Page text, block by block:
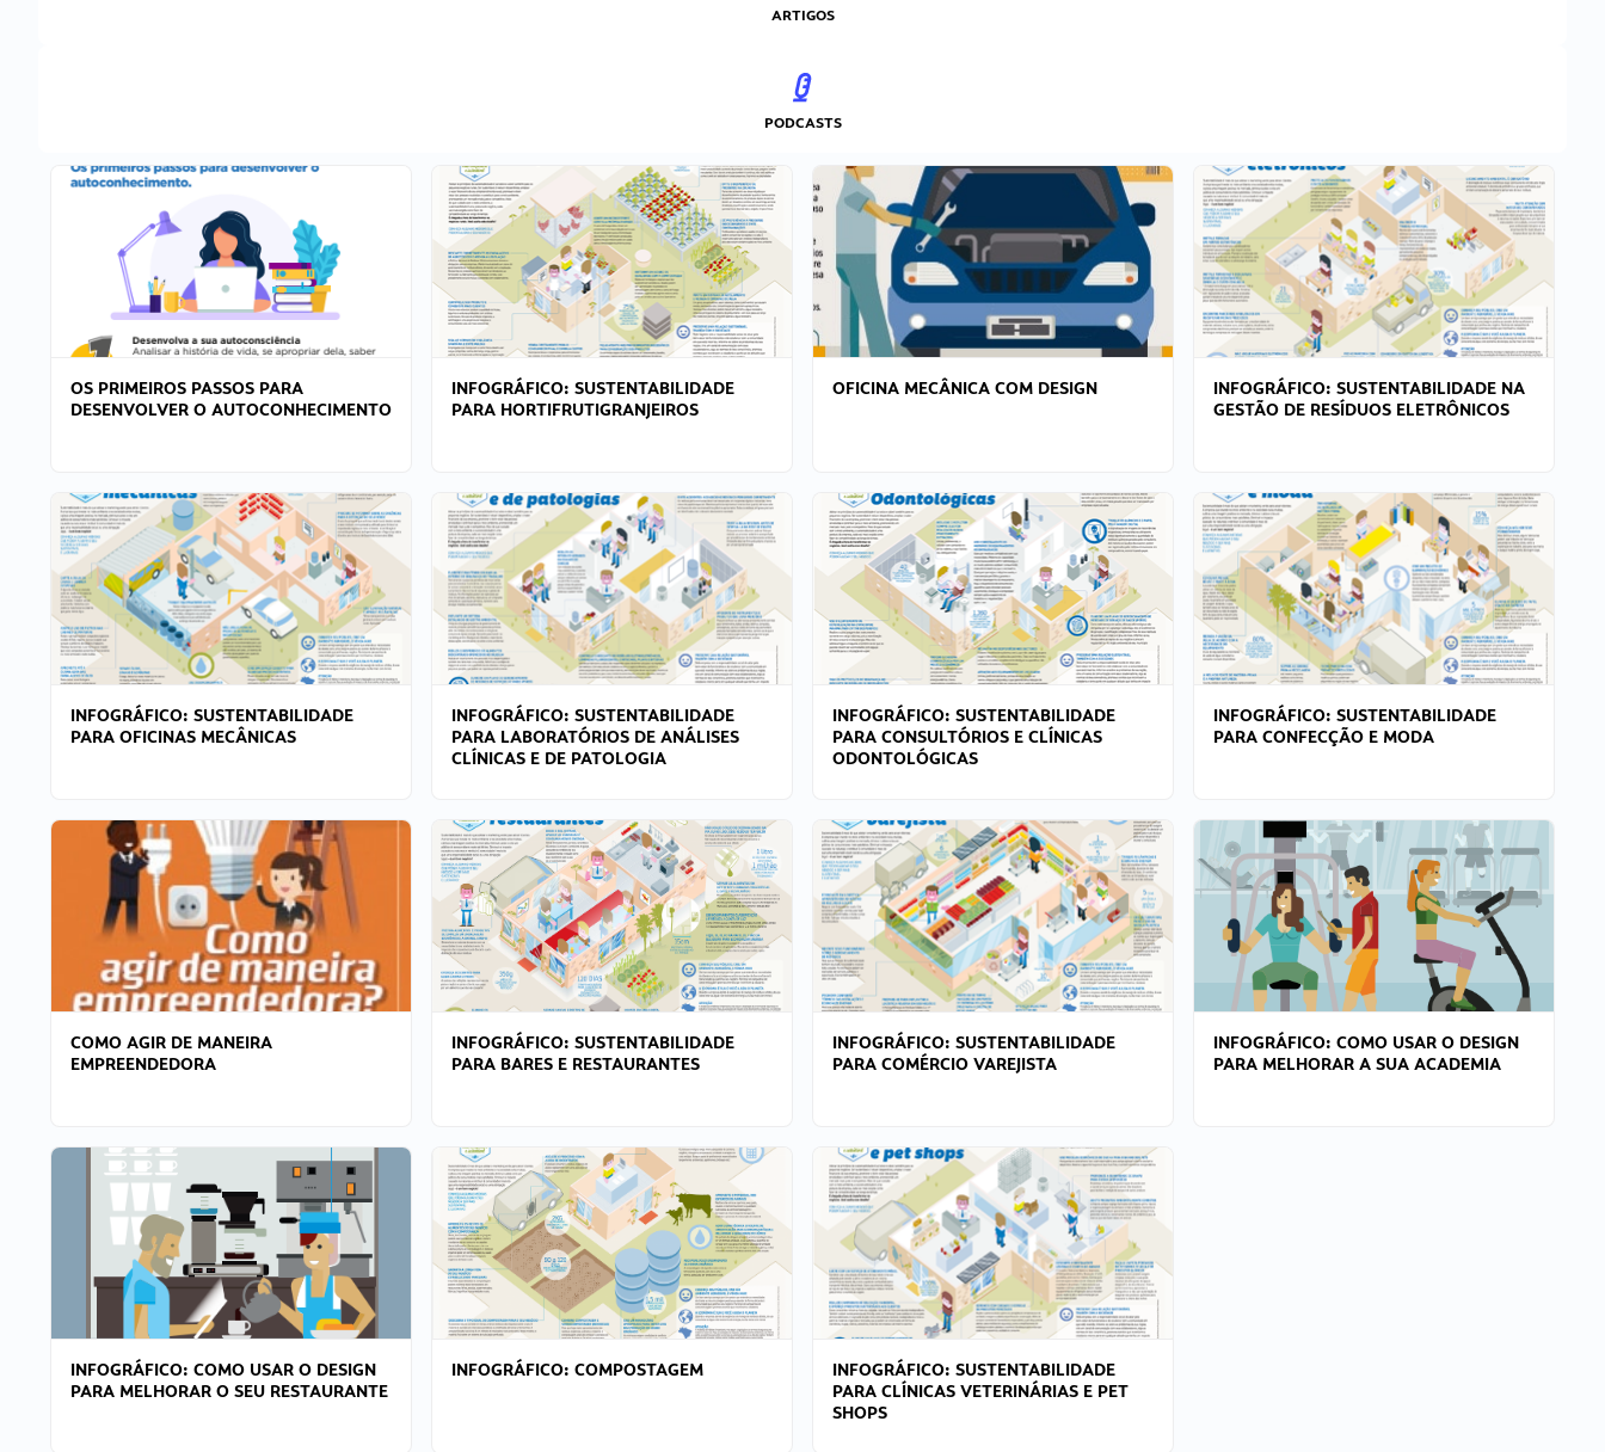
ARTIGOS
PODCASTS
OS PRIMEIROS PASSOS PARA
DESENVOLVER O AUTOCONHECIMENTO
INFOGRÁFICO: SUSTENTABILIDADE
PARA HORTIFRUTIGRANJEIROS
OFICINA MECÂNICA COM DESIGN
INFOGRÁFICO: SUSTENTABILIDADE NA
GESTÃO DE RESÍDUOS ELETRÔNICOS
INFOGRÁFICO: SUSTENTABILIDADE
PARA OFICINAS MECÂNICAS
INFOGRÁFICO: SUSTENTABILIDADE
PARA LABORATÓRIOS DE ANÁLISES
CLÍNICAS E DE PATOLOGIA
INFOGRÁFICO: SUSTENTABILIDADE
PARA CONSULTÓRIOS E CLÍNICAS
ODONTOLÓGICAS
INFOGRÁFICO: SUSTENTABILIDADE
PARA CONFECÇÃO E MODA
COMO AGIR DE MANEIRA
EMPREENDEDORA
INFOGRÁFICO: SUSTENTABILIDADE
PARA BARES E RESTAURANTES
INFOGRÁFICO: SUSTENTABILIDADE
PARA COMÉRCIO VAREJISTA
INFOGRÁFICO: COMO USAR O DESIGN
PARA MELHORAR A SUA ACADEMIA
INFOGRÁFICO: COMO USAR O DESIGN
PARA MELHORAR O SEU RESTAURANTE
INFOGRÁFICO: COMPOSTAGEM
INFOGRÁFICO: SUSTENTABILIDADE
PARA CLÍNICAS VETERINÁRIAS E PET
SHOPS